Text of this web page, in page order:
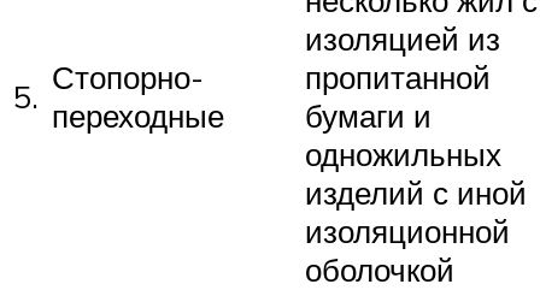
5. Стопорно-
переходные
изоляцией из
пропитанной
бумаги и
одножильных
изделий с иной
изоляционной
оболочкой